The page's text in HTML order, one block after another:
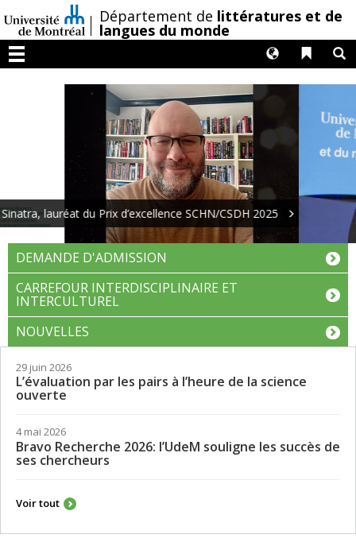
au
contenu
/Département de littératures et de
langues du monde
Menu
Liens
Langues
Gabriel Labrie, lauréat du Prix d’excellence en enseignement
de la Faculté des arts et des sciences.
DEMANDE D'ADMISSION
CARREFOUR INTERDISCIPLINAIRE ET
NOUVELLES
ouverte